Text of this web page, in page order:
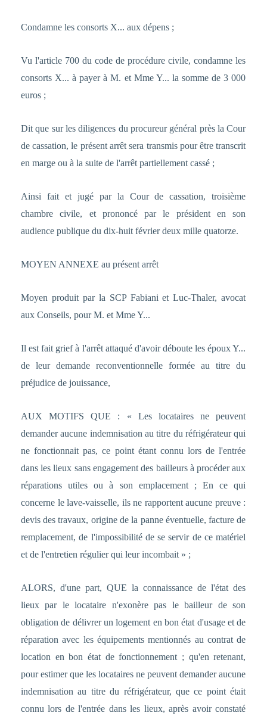
Condamne les consorts X... aux dépens ;
Vu l'article 700 du code de procédure civile, condamne les
consorts X... à payer à M. et Mme Y... la somme de 3 000
euros ;
Dit que sur les diligences du procureur général près la Cour
de cassation, le présent arrêt sera transmis pour être transcrit
en marge ou à la suite de l'arrêt partiellement cassé ;
Ainsi fait et jugé par la Cour de cassation, troisième
chambre civile, et prononcé par le président en son
audience publique du dix-huit février deux mille quatorze.
MOYEN ANNEXE au présent arrêt
Moyen produit par la SCP Fabiani et Luc-Thaler, avocat
aux Conseils, pour M. et Mme Y...
Il est fait grief à l'arrêt attaqué d'avoir déboute les époux Y...
de leur demande reconventionnelle formée au titre du
préjudice de jouissance,
AUX MOTIFS QUE : « Les locataires ne peuvent
demander aucune indemnisation au titre du réfrigérateur qui
ne fonctionnait pas, ce point étant connu lors de l'entrée
dans les lieux sans engagement des bailleurs à procéder aux
réparations utiles ou à son emplacement ; En ce qui
concerne le lave-vaisselle, ils ne rapportent aucune preuve :
devis des travaux, origine de la panne éventuelle, facture de
remplacement, de l'impossibilité de se servir de ce matériel
et de l'entretien régulier qui leur incombait » ;
ALORS, d'une part, QUE la connaissance de l'état des
lieux par le locataire n'exonère pas le bailleur de son
obligation de délivrer un logement en bon état d'usage et de
réparation avec les équipements mentionnés au contrat de
location en bon état de fonctionnement ; qu'en retenant,
pour estimer que les locataires ne peuvent demander aucune
indemnisation au titre du réfrigérateur, que ce point était
connu lors de l'entrée dans les lieux, après avoir constaté